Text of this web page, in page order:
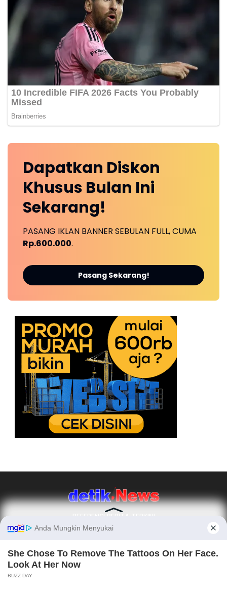
Dapatkan Diskon
Khusus Bulan Ini
Sekarang!
PASANG IKLAN BANNER SEBULAN FULL, CUMA
Rp.600.000.
Pasang Sekarang!